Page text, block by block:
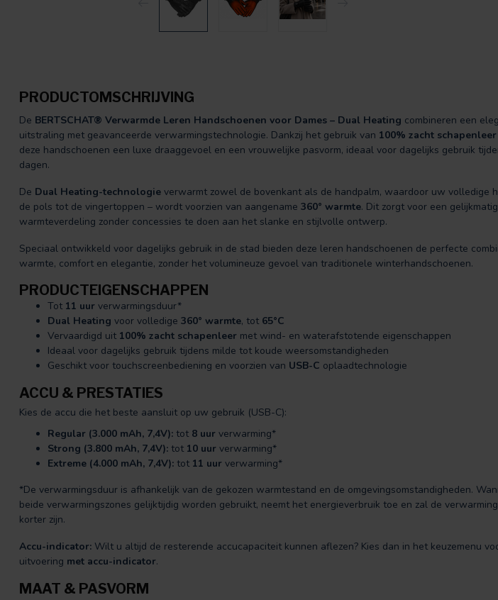
PRODUCTOMSCHRIJVING
De BERTSCHAT® Verwarmde Leren Handschoenen voor Dames – Dual Heating combineren een
uitstraling met geavanceerde verwarmingstechnologie. Dankzij het gebruik van 100% zacht schapenleer
deze handschoenen een luxe draaggevoel en een vrouwelijke pasvorm, ideaal voor dagelijks gebruik
dagen.
De Dual Heating-technologie verwarmt zowel de bovenkant als de handpalm, waardoor uw volledige
de pols tot de vingertoppen – wordt voorzien van aangename 360° warmte. Dit zorgt voor een
warmteverdeling zonder concessies te doen aan het slanke en stijlvolle ontwerp.
Speciaal ontwikkeld voor dagelijks gebruik in de stad bieden deze leren handschoenen de perfecte
warmte, comfort en elegantie, zonder het volumineuze gevoel van traditionele winterhandschoenen.
PRODUCTEIGENSCHAPPEN
Tot 11 uur verwarmingsduur*
Dual Heating voor volledige 360° warmte, tot 65°C
Vervaardigd uit 100% zacht schapenleer met wind- en waterafstotende eigenschappen
Ideaal voor dagelijks gebruik tijdens milde tot koude weersomstandigheden
Geschikt voor touchscreenbediening en voorzien van USB-C oplaadtechnologie
ACCU & PRESTATIES
Kies de accu die het beste aansluit op uw gebruik (USB-C):
Regular (3.000 mAh, 7,4V): tot 8 uur verwarming*
Strong (3.800 mAh, 7,4V): tot 10 uur verwarming*
Extreme (4.000 mAh, 7,4V): tot 11 uur verwarming*
*De verwarmingsduur is afhankelijk van de gekozen warmtestand en de omgevingsomstandigheden.
beide verwarmingszones gelijktijdig worden gebruikt, neemt het energieverbruik toe en zal de
korter zijn.
Accu-indicator: Wilt u altijd de resterende accucapaciteit kunnen aflezen? Kies dan in het keuzemenu
uitvoering met accu-indicator.
MAAT & PASVORM